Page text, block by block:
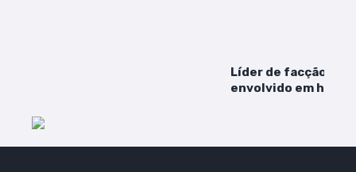
Líder de facção
envolvido em